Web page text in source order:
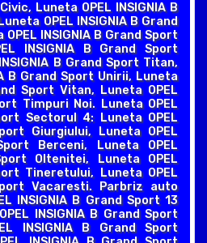
Luneta OPEL INSIGNIA B
OPEL INSIGNIA B Grand
INSIGNIA B Grand Sport
INSIGNIA B Grand Sport
B Grand Sport Titan,
B Grand Sport Unirii, Luneta
Sport Vitan, Luneta OPEL
Timpuri Noi. Luneta OPEL
Sectorul 4: Luneta OPEL
Giurgiului, Luneta OPEL
Berceni, Luneta OPEL
Oltenitei, Luneta OPEL
Tineretului, Luneta OPEL
Vacaresti. Parbriz auto
INSIGNIA B Grand Sport 13
INSIGNIA B Grand Sport
INSIGNIA B Grand Sport